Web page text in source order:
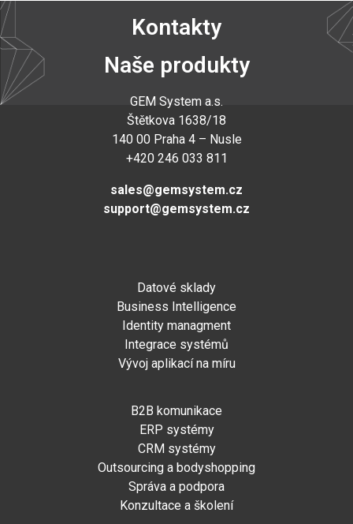
Kontakty
Naše produkty
GEM System a.s.
Štětkova 1638/18
140 00 Praha 4 – Nusle
+420 246 033 811
sales@gemsystem.cz
support@gemsystem.cz
Datové sklady
Business Intelligence
Identity managment
Integrace systémů
Vývoj aplikací na míru
B2B komunikace
ERP systémy
CRM systémy
Outsourcing a bodyshopping
Správa a podpora
Konzultace a školení